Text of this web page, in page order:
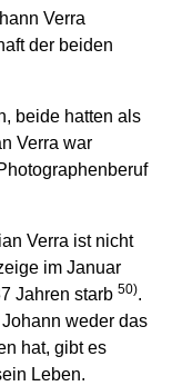
Verra
der beiden
beide hatten als
Verra war
Verra ist nicht
im Januar
Jahren starb 50).
weder das
hat, gibt es
Leben.